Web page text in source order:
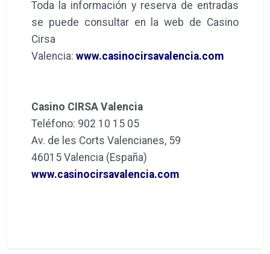
Toda la información y reserva de entradas
se puede consultar en la web de Casino
Cirsa
Valencia: www.casinocirsavalencia.com
Casino CIRSA Valencia
Teléfono: 902 10 15 05
Av. de les Corts Valencianes, 59
46015 Valencia (España)
www.casinocirsavalencia.com